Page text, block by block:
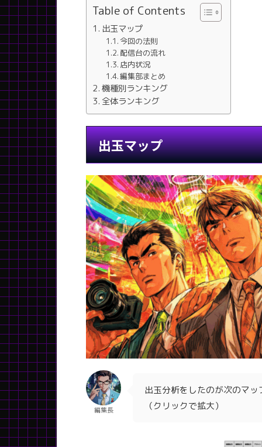
Table of Contents
出玉マップ
今回の法則
配信台の流れ
店内状況
編集部まとめ
機種別ランキング
全体ランキング
出玉マップ
編集長
出玉分析をしたのが次のマッ
（クリックで拡大）